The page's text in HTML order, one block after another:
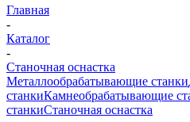
Главная
-
Каталог
-
Станочная оснастка
Металлообрабатывающие станки
станкиКамнеобрабатывающие
станкиСтаночная оснастка